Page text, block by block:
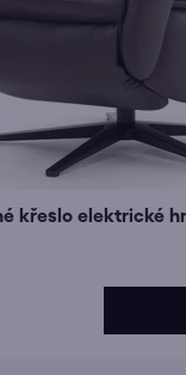
křeslo elektrické